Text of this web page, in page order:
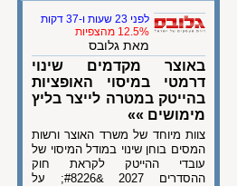
לפני 23 שעות ו-37 דקות
12.5% מהצפיות
מאת גלובס
באוצר מקדמים שינוי
דרמטי במיסוי האופציות
בהייטק במטרה לייצר בליץ
מימושים »»
צוות מיוחד של משרד האוצר ורשות
המסים בוחן שינוי במודל המיסוי של
עובדי ההייטק לקראת חוק
ההסדרים 2027 &#8226; על